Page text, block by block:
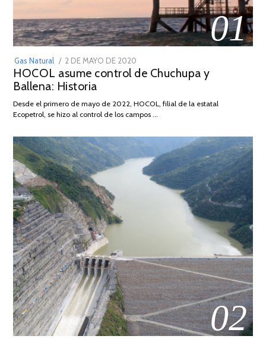
01
Gas Natural
POSTED
ON
2 DE MAYO DE 2020
DE
2026
HOCOL asume control de Chuchupa y
Ballena: Historia
Desde el primero de mayo de 2022, HOCOL, filial de la estatal
Ecopetrol, se hizo al control de los campos …
02